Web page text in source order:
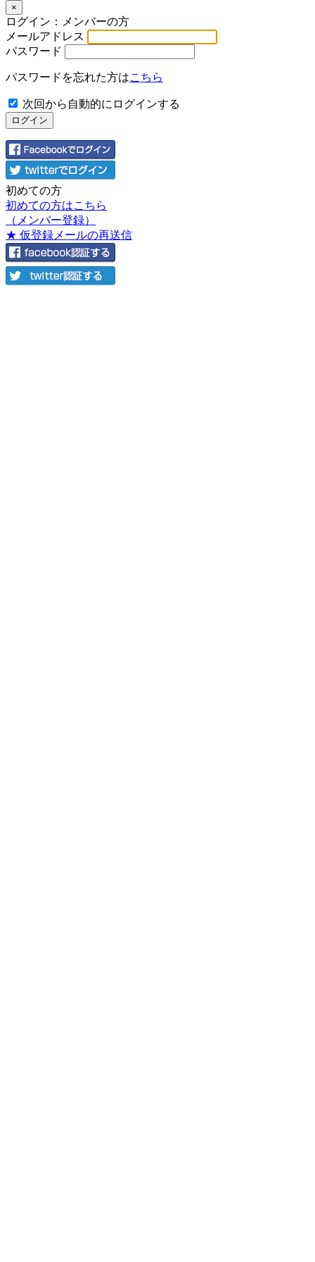
×
ログイン：メンバーの方
メールアドレス
パスワード
パスワードを忘れた方はこちら
次回から自動的にログインする
初めての方
初めての方はこちら
（メンバー登録）
★ 仮登録メールの再送信